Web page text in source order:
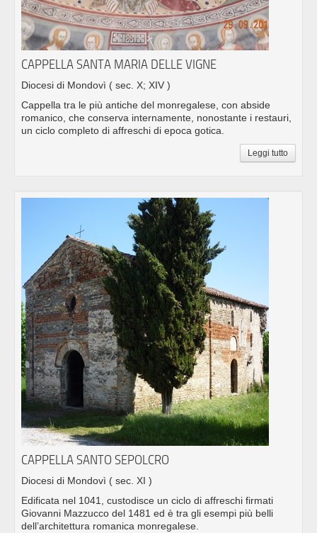
CAPPELLA SANTA MARIA DELLE VIGNE
Diocesi di Mondovì ( sec. X; XIV )
Cappella tra le più antiche del monregalese, con abside
romanico, che conserva internamente, nonostante i restauri,
un ciclo completo di affreschi di epoca gotica.
Leggi tutto
CAPPELLA SANTO SEPOLCRO
Diocesi di Mondovì ( sec. XI )
Edificata nel 1041, custodisce un ciclo di affreschi firmati
Giovanni Mazzucco del 1481 ed è tra gli esempi più belli
dell’architettura romanica monregalese.